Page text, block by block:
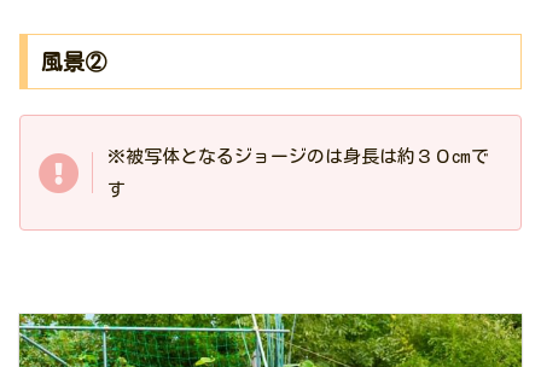
風景②
※被写体となるジョージのは身長は約３０cmで
す